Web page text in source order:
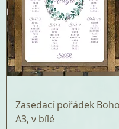
Zasedací pořádek
A3, v bílé